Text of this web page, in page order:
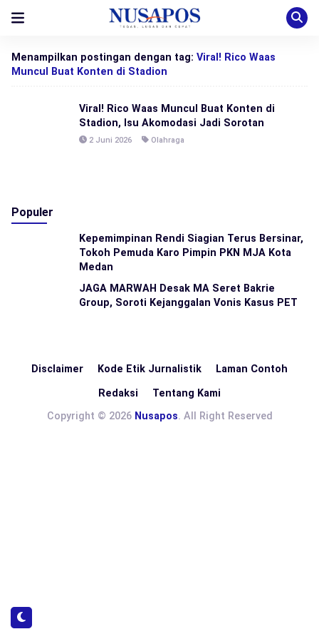
Menampilkan postingan dengan tag: Viral! Rico Waas
Muncul Buat Konten di Stadion
Viral! Rico Waas Muncul Buat Konten di
Stadion, Isu Akomodasi Jadi Sorotan
2 Juni 2026 Olahraga
Populer
Kepemimpinan Rendi Siagian Terus Bersinar,
Tokoh Pemuda Karo Pimpin PKN MJA Kota
Medan
JAGA MARWAH Desak MA Seret Bakrie
Group, Soroti Kejanggalan Vonis Kasus PET
Disclaimer Kode Etik Jurnalistik Laman Contoh
Redaksi
Tentang Kami
Copyright © 2026 Nusapos. All Right Reserved